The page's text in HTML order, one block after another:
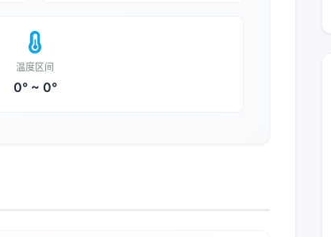
温度区间
0° ~ 0°